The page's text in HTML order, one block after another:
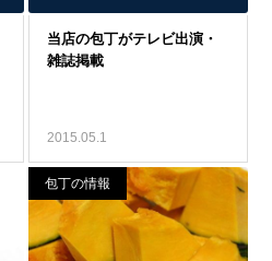
2015.05.1
包丁の情報